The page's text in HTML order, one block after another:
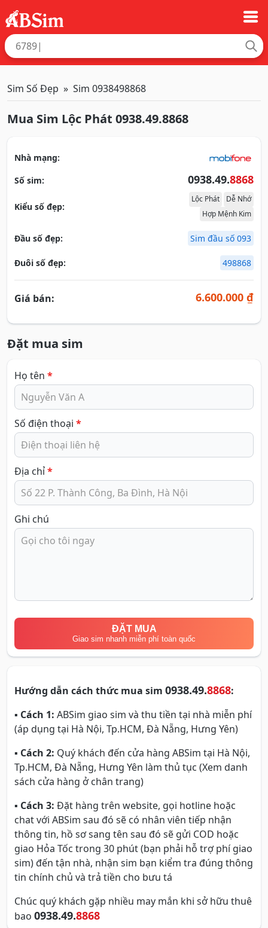
Sim Số Đẹp Sim 0938498868
Mua Sim Lộc Phát 0938.49.8868
Nhà mạng:
Số sim:
0938.49.8868
Kiểu số đẹp:
Lộc Phát
Dễ Nhớ
Hợp Mệnh Kim
Đầu số đẹp: Sim đầu số 093
Đuôi số đẹp: 498868
Giá bán: 6.600.000 ₫
Đặt mua sim
Họ tên *
Số điện thoại *
Địa chỉ*
Ghi chú
ĐẶT MUA
Giao sim nhanh miễn phí toàn quốc
Hướng dẫn cách thức mua sim 0938.49.8868:
▪ Cách 1: ABSim giao sim và thu tiền tại nhà miễn phí
(áp dụng tại Hà Nội, Tp.HCM, Đà Nẵng, Hưng Yên)
▪ Cách 2: Quý khách đến cửa hàng ABSim tại Hà Nội,
Tp.HCM, Đà Nẵng, Hưng Yên làm thủ tục (Xem danh
sách cửa hàng ở chân trang)
▪ Cách 3: Đặt hàng trên website, gọi hotline hoặc
chat với ABSim sau đó sẽ có nhân viên tiếp nhận
thông tin, hồ sơ sang tên sau đó sẽ gửi COD hoặc
giao Hỏa Tốc trong 30 phút (bạn phải hỗ trợ phí giao
sim) đến tận nhà, nhận sim bạn kiểm tra đúng thông
tin chính chủ và trả tiền cho bưu tá
Chúc quý khách gặp nhiều may mắn khi sở hữu thuê
bao 0938.49.8868